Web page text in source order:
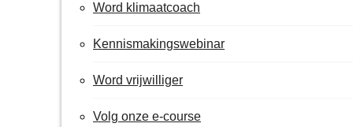
Word klimaatcoach
Kennismakingswebinar
Word vrijwilliger
Volg onze e-course